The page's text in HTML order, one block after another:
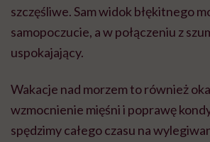
szczęśliwe. Sam widok błękitnego
samopoczucie, a w połączeniu z
uspokajający.
Wakacje nad morzem to również
wzmocnienie mięśni i poprawę
spędzimy całego czasu na